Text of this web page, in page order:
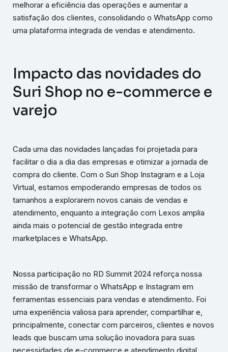
melhorar a eficiência das operações e aumentar a
satisfação dos clientes, consolidando o WhatsApp como
uma plataforma integrada de vendas e atendimento.
Impacto das novidades do
Suri Shop no e-commerce e
varejo
Cada uma das novidades lançadas foi projetada para
facilitar o dia a dia das empresas e otimizar a jornada de
compra do cliente. Com o Suri Shop Instagram e a Loja
Virtual, estamos empoderando empresas de todos os
tamanhos a explorarem novos canais de vendas e
atendimento, enquanto a integração com Lexos amplia
ainda mais o potencial de gestão integrada entre
marketplaces e WhatsApp.
Nossa participação no RD Summit 2024 reforça nossa
missão de transformar o WhatsApp e Instagram em
ferramentas essenciais para vendas e atendimento. Foi
uma experiência valiosa para aprender, compartilhar e,
principalmente, conectar com parceiros, clientes e novos
leads que buscam uma solução inovadora para suas